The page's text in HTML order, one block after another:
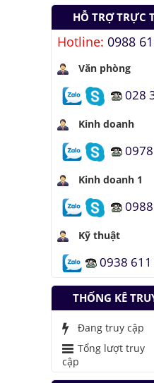
Đảo
quang
nhiên
Hầm
dưới
Nhật
giáp
Những
thuật số
HỖ TRỢ TRỰC
Hotline: 0988
Văn phòng
028
Kinh doanh
Kinh doanh 1
Kỹ thuật
0938
THỐNG KÊ
Đang truy cập
Tổng lượt truy
cập